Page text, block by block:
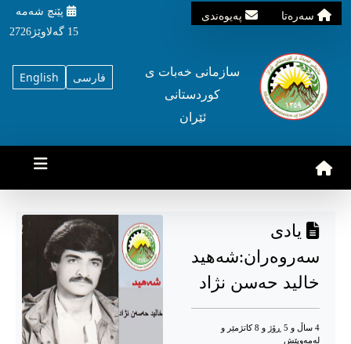
سه‌ره‌تا په‌یوه‌ندی
پێنچ شه‌مه‌
15 گه‌لاوێژ2726
English فارسی
سازمانی خه‌بات ی
کوردستانی
ئێران
یادی
سەروەران:شەهید
خالید حەسن نژاد
4 ساڵ و 5 ڕۆژ و 8 کاتژمێر و
له‌مه‌وپێش‌